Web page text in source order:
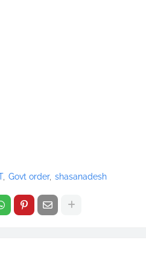
Govt order shasanadesh